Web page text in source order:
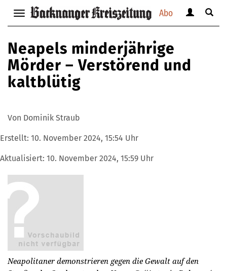
Abo
Navigation
anzeigen
verbergen
anzeigen
Suche
Neapels minderjährige
Mörder – Verstörend und
kaltblütig
Von Dominik Straub
Erstellt: 10. November 2024, 15:54 Uhr
Aktualisiert: 10. November 2024, 15:59 Uhr
Neapolitaner demonstrieren gegen die Gewalt auf den